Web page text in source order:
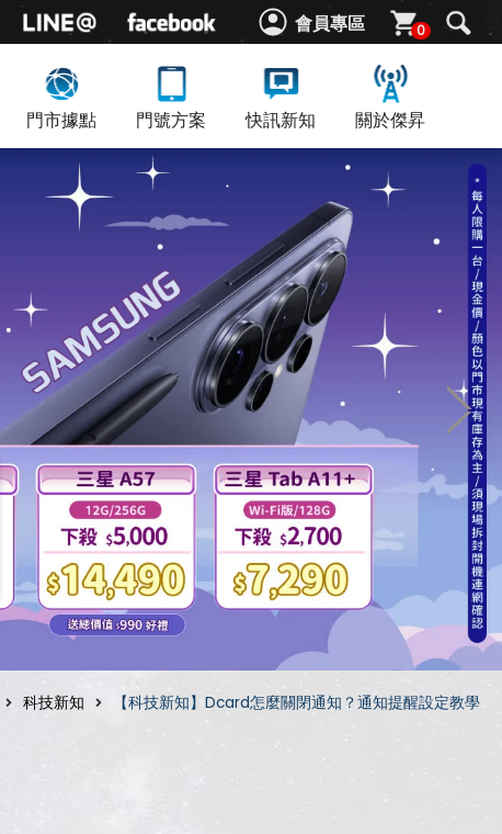
會員專區 0
門市據點 門號方案 快訊新知 關於傑昇
科技新知 【科技新知】Dcard怎麼關閉通知？通知提醒設定教學